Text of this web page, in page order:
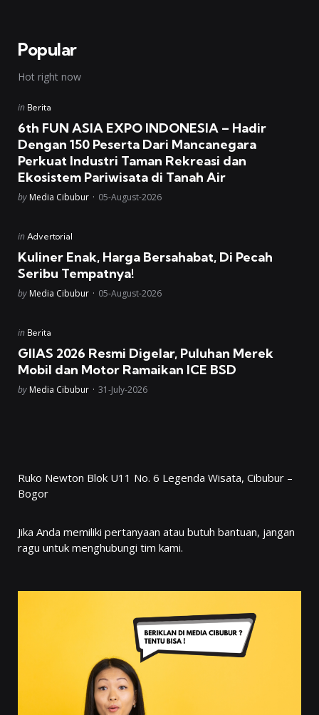
Popular
Hot right now
Posted
in Berita
6th FUN ASIA EXPO INDONESIA – Hadir
Dengan 150 Peserta Dari Mancanegara
Perkuat Industri Taman Rekreasi dan
Ekosistem Pariwisata di Tanah Air
Posted
by Media Cibubur 05-August-2026
Posted
in Advertorial
Kuliner Enak, Harga Bersahabat, Di Pecah
Seribu Tempatnya!
Posted
by Media Cibubur 05-August-2026
Posted
in Berita
GIIAS 2026 Resmi Digelar, Puluhan Merek
Mobil dan Motor Ramaikan ICE BSD
Posted
by Media Cibubur 31-July-2026
Ruko Newton Blok U11 No. 6 Legenda Wisata, Cibubur –
Bogor
Jika Anda memiliki pertanyaan atau butuh bantuan, jangan
ragu untuk menghubungi tim kami.